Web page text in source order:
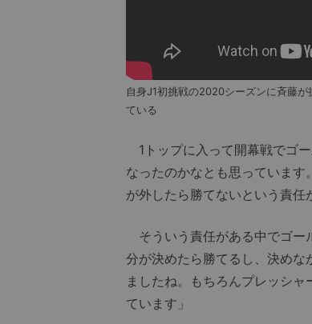
自身J1初挑戦の2020シーズンに斉藤
ている
1トップに入って開幕戦でゴ
なったのかなとも思っていま
が外したら勝てないという責任
そういう責任がある中でゴー
分が決めたら勝てるし、決めな
ましたね。もちろんプレッシ
ています」